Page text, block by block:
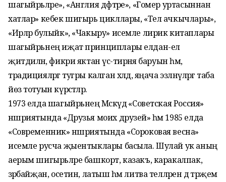
шагыйрьләре», «Англия дәфтәре», «Гомер уртасыннан
хатлар» кебек шигырь цикллары, «Тел ачкычлары»,
«Ирләр булыйк», «Чакыру» исемле лирик китаплары
шагыйрьнең иҗат принциплары елдан-ел
җитдиләнә, фикри яктан үсә-тирәнәя баруын һәм,
традицияләргә тугры калган хәлдә, яңача эзләнүләргә таба
йөз тотуын күрсәтәләр.
1973 елда шагыйрьнең Мәскәүдә «Советская Россия»
нәшриятында «Друзья моих друзей» һәм 1985 елда
«Современник» нәшриятында «Сороковая весна»
исемле русча җыентыклары басыла. Шулай ук аның
аерым шигырьләре башкорт, казакъ, каракалпак,
әзәрбайҗан, осетин, латыш һәм литва телләренә дә тәрҗемә